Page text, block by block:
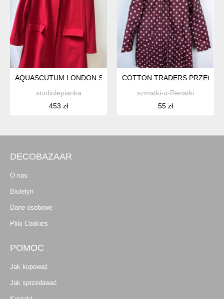
AQUASCUTUM LONDON SINCE 1851 100% WOOL KULTOWY
studiolepianka
453 zł
COTTON TRADERS
szmatki-u-Renatki
55 zł
DECOBAZAAR
O nas
Biuletyn
Dane osobowe
Pliki Cookies
POMOC
Jak kupować
Jak sprzedawać